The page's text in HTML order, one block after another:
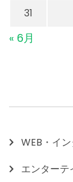
31
« 6月
WEB・イ
エンターテ